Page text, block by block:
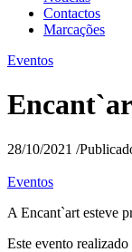
Contactos
Marcações
Eventos
28/10/2021 /
Eventos
A Encant`art esteve
Este evento